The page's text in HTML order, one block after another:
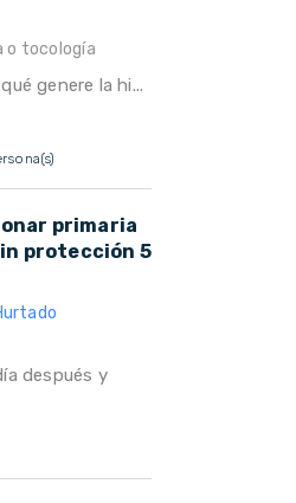
o tocología
genere la hi...
primaria
protección 5
después y